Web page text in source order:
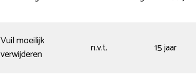
Vuil moeilijk
verwijderen
n.v.t. 15 jaar